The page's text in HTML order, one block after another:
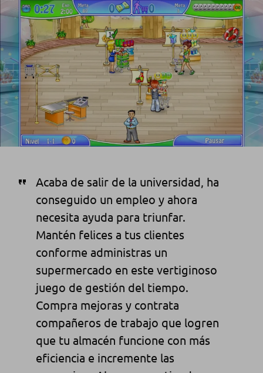
Acaba de salir de la universidad, ha
conseguido un empleo y ahora
necesita ayuda para triunfar.
Mantén felices a tus clientes
conforme administras un
supermercado en este vertiginoso
juego de gestión del tiempo.
Compra mejoras y contrata
compañeros de trabajo que logren
que tu almacén funcione con más
eficiencia e incremente las